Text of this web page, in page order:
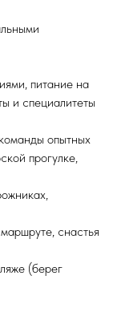
питание на
и специалитеты
опытных
прогулке,
снастья
(берег